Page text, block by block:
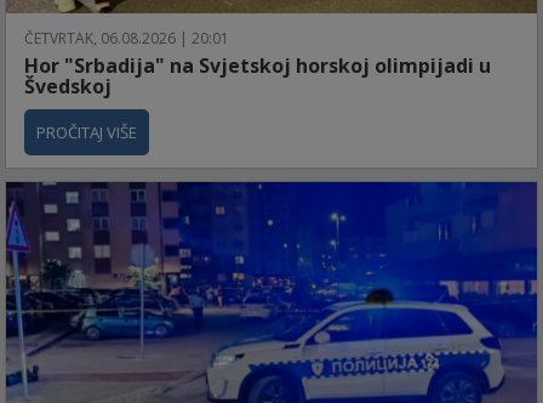
ČETVRTAK, 06.08.2026 | 20:01
Hor "Srbadija" na Svjetskoj horskoj olimpijadi u
Švedskoj
PROČITAJ VIŠE